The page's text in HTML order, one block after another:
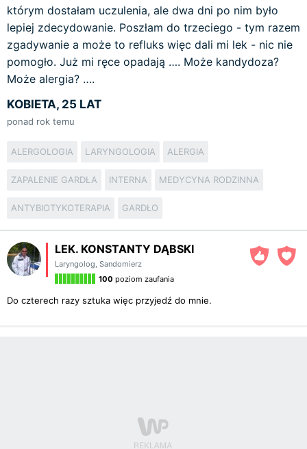
którym dostałam uczulenia, ale dwa dni po nim było
lepiej zdecydowanie. Poszłam do trzeciego - tym razem
zgadywanie a może to refluks więc dali mi lek - nic nie
pomogło. Już mi ręce opadają …. Może kandydoza?
Może alergia? ….
KOBIETA, 25 LAT
ponad rok temu
ALERGOLOGIA LARYNGOLOGIA ALERGIA
ZAPALENIE GARDŁA INTERNA MEDYCYNA RODZINNA
ANTYBIOTYKOTERAPIA GARDŁO
LEK. KONSTANTY DĄBSKI
Laryngolog, Sandomierz
100 poziom zaufania
Do czterech razy sztuka więc przyjedź do mnie.